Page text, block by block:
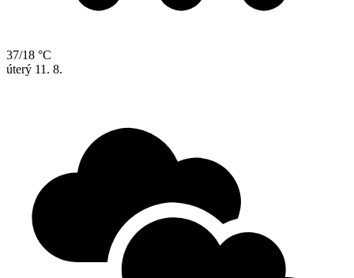
37/18 °C
úterý 11. 8.